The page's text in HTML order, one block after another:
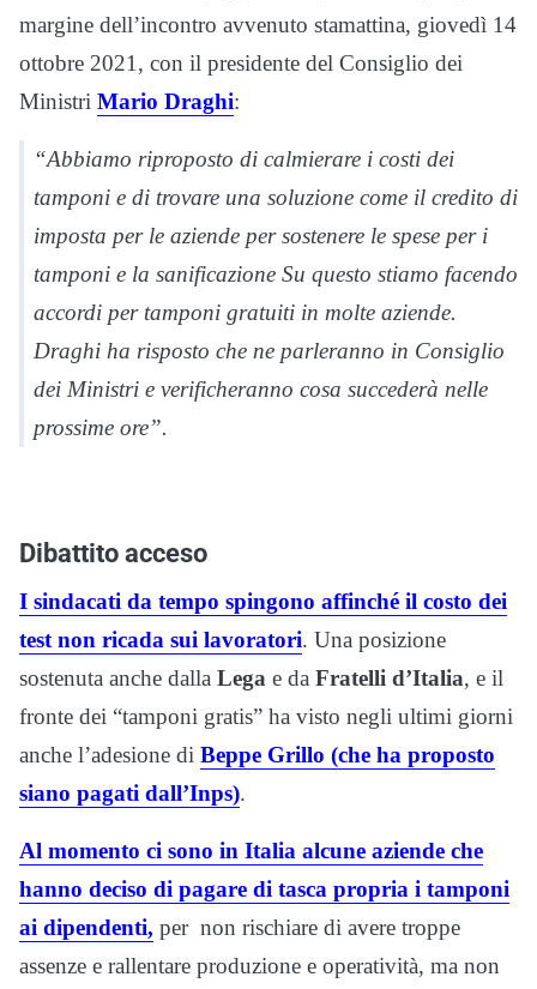
margine dell’incontro avvenuto stamattina, giovedì 14
ottobre 2021, con il presidente del Consiglio dei
Ministri Mario Draghi:
“Abbiamo riproposto di calmierare i costi dei
tamponi e di trovare una soluzione come il credito di
imposta per le aziende per sostenere le spese per i
tamponi e la sanificazione Su questo stiamo facendo
accordi per tamponi gratuiti in molte aziende.
Draghi ha risposto che ne parleranno in Consiglio
dei Ministri e verificheranno cosa succederà nelle
prossime ore”.
Dibattito acceso
I sindacati da tempo spingono affinché il costo dei
test non ricada sui lavoratori. Una posizione
sostenuta anche dalla Lega e da Fratelli d’Italia, e il
fronte dei “tamponi gratis” ha visto negli ultimi giorni
anche l’adesione di Beppe Grillo (che ha proposto
siano pagati dall’Inps).
Al momento ci sono in Italia alcune aziende che
hanno deciso di pagare di tasca propria i tamponi
ai dipendenti, per non rischiare di avere troppe
assenze e rallentare produzione e operatività, ma non